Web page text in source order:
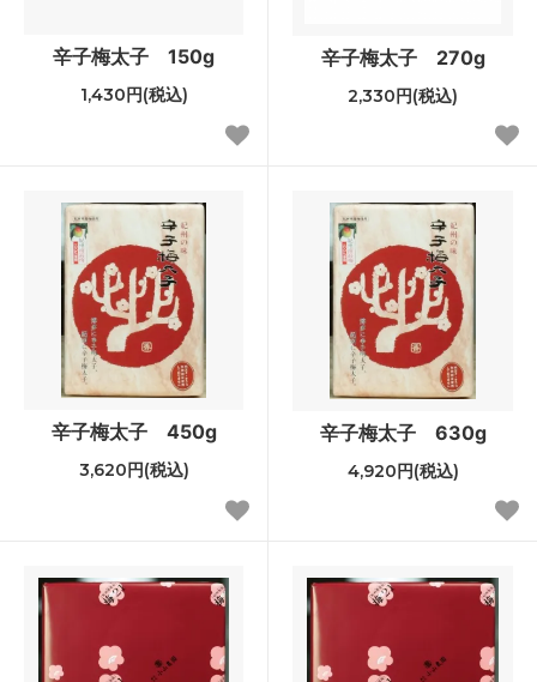
辛子梅太子 150g
1,430円(税込)
辛子梅太子 270g
2,330円(税込)
辛子梅太子 450g
3,620円(税込)
辛子梅太子 630g
4,920円(税込)